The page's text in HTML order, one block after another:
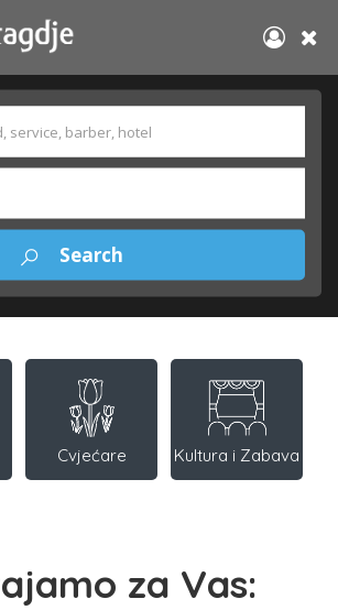
Cvjećare Kultura i Zabava
za Vas: